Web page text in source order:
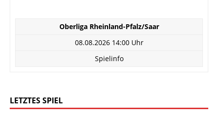
Oberliga Rheinland-Pfalz/Saar
08.08.2026 14:00 Uhr
Spielinfo
LETZTES SPIEL